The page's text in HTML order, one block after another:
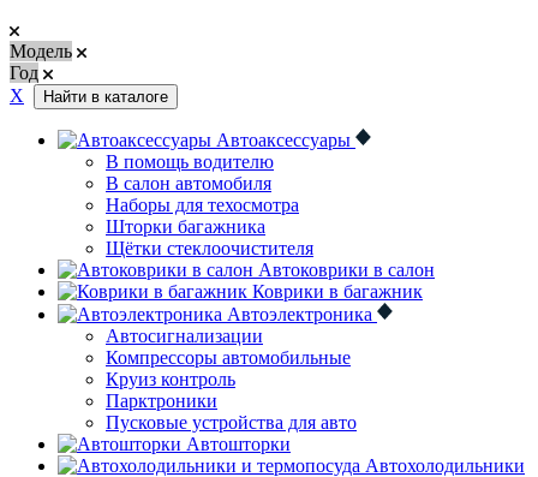
Модель
Год
Х
Найти в каталоге
Автоаксессуары
В помощь водителю
В салон автомобиля
Наборы для техосмотра
Шторки багажника
Щётки стеклоочистителя
Автоковрики в салон
Коврики в багажник
Автоэлектроника
Автосигнализации
Компрессоры автомобильные
Круиз контроль
Парктроники
Пусковые устройства для авто
Автошторки
Автохолодильники